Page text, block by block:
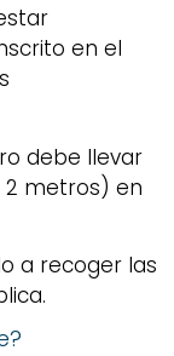
en el
debe llevar
metros) en
a recoger las